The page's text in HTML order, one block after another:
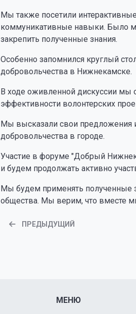
Мы также посетили
коммуникативные навыки. Было
закрепить полученные знания.
Особенно запомнился круглый
добровольчества в Нижнекамске.
В ходе оживленной дискуссии мы
эффективности волонтерских
Мы высказали свои предложения
добровольчества в городе.
Участие в форуме "Добрый
и будем продолжать активно
Мы будем применять полученные
общества. Мы верим, что вместе
ПРЕДЫДУЩИЙ
МЕНЮ